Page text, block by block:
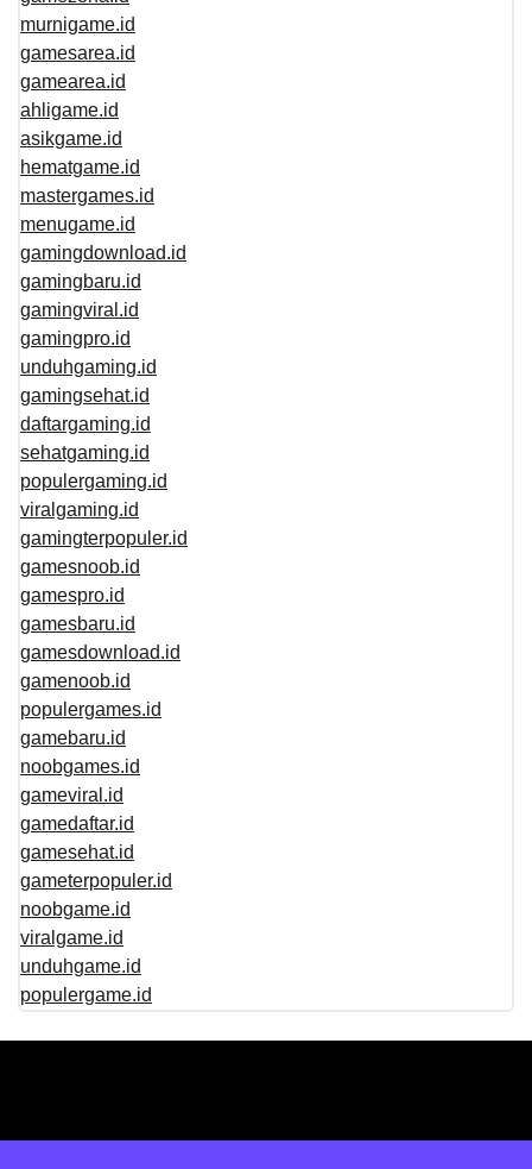
murnigame.id
gamesarea.id
gamearea.id
ahligame.id
asikgame.id
hematgame.id
mastergames.id
menugame.id
gamingdownload.id
gamingbaru.id
gamingviral.id
gamingpro.id
unduhgaming.id
gamingsehat.id
daftargaming.id
sehatgaming.id
populergaming.id
viralgaming.id
gamingterpopuler.id
gamesnoob.id
gamespro.id
gamesbaru.id
gamesdownload.id
gamenoob.id
populergames.id
gamebaru.id
noobgames.id
gameviral.id
gamedaftar.id
gamesehat.id
gameterpopuler.id
noobgame.id
viralgame.id
unduhgame.id
populergame.id